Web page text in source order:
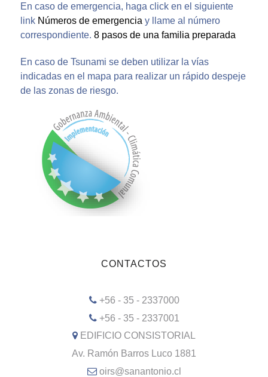
En caso de emergencia, haga click en el siguiente
link Números de emergencia y llame al número
correspondiente. 8 pasos de una familia preparada
En caso de Tsunami se deben utilizar la vías
indicadas en el mapa para realizar un rápido despeje
de las zonas de riesgo.
CONTACTOS
+56 - 35 - 2337000
+56 - 35 - 2337001
EDIFICIO CONSISTORIAL
Av. Ramón Barros Luco 1881
oirs@sanantonio.cl